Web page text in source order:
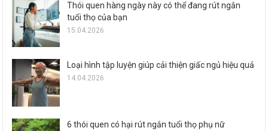
Thói quen hàng ngày này có thể đang rút ngắn
tuổi thọ của bạn
15.04.2026
Loại hình tập luyện giúp cải thiện giấc ngủ hiệu quả
14.04.2026
6 thói quen có hại rút ngắn tuổi thọ phụ nữ